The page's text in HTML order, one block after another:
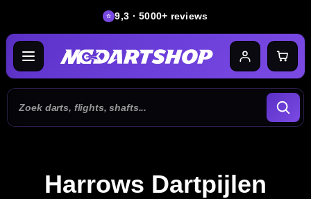
9,3 · 5000+ reviews
Harrows Dartpijlen